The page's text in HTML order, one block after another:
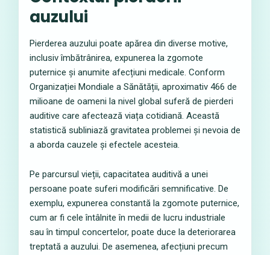
auzului
Pierderea auzului poate apărea din diverse motive,
inclusiv îmbătrânirea, expunerea la zgomote
puternice și anumite afecțiuni medicale. Conform
Organizației Mondiale a Sănătății, aproximativ 466 de
milioane de oameni la nivel global suferă de pierderi
auditive care afectează viața cotidiană. Această
statistică subliniază gravitatea problemei și nevoia de
a aborda cauzele și efectele acesteia.
Pe parcursul vieții, capacitatea auditivă a unei
persoane poate suferi modificări semnificative. De
exemplu, expunerea constantă la zgomote puternice,
cum ar fi cele întâlnite în medii de lucru industriale
sau în timpul concertelor, poate duce la deteriorarea
treptată a auzului. De asemenea, afecțiuni precum